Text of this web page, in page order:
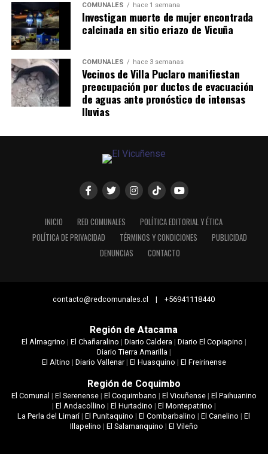
COMUNALES hace 1 semana
Investigan muerte de mujer encontrada
calcinada en sitio eriazo de Vicuña
COMUNALES hace 3 semanas
Vecinos de Villa Puclaro manifiestan
preocupación por ductos de evacuación
de aguas ante pronóstico de intensas
lluvias
INICIO RED COMUNALES
POLÍTICA EDITORIAL Y ÉTICA
POLÍTICA DE PRIVACIDAD
TÉRMINOS Y CONDICIONES
PUBLICIDAD
DENUNCIAS
CONTACTO
contacto@redcomunales.cl | +56941118440
Región de Atacama
El Almagrino | El Chañaralino | Diario Caldera | Diario El Copiapino |
Diario Tierra Amarilla |
El Altino | Diario Vallenar| El Huasquino | El Freirinense
Región de Coquimbo
El Comunal | El Serenense| El Coquimbano | El Vicuñense| El Paihuanino
| El Andacollino | El Hurtadino | El Montepatrino |
La Perla del Limarí|El Punitaquino |El Combarbalino |El Canelino |El
Illapelino | El Salamanquino | El Vileño